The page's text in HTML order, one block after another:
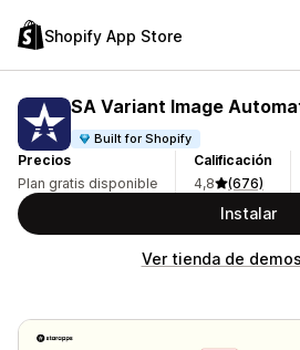
Shopify App Store
SA Variant Image
Built for Shopify
Precios
Plan gratis disponible
Calificación
4,8
(676)
Instalar
Ver tienda de